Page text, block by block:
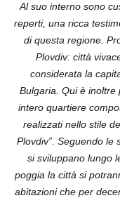
Al suo interno sono
reperti, una ricca
di questa regione.
Plovdiv: città
considerata la
Bulgaria. Qui è inoltre
intero quartiere
realizzati nello stile
Plovdiv”. Seguendo le
si sviluppano lungo
poggia la città si
abitazioni che per